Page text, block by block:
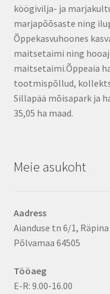
köögivilja- ja
marjapõõsaste ning
Õppekasvuhoones
maitsetaimi ning
maitsetaimi.Õppeaia
tootmispõllud,
Sillapää mõisapark ja
35,05 ha maad.
Meie asukoht
Aadress
Aianduse tn 6/1, Räpina
Põlvamaa 64505
Tööaeg
E-R: 9.00-16.00